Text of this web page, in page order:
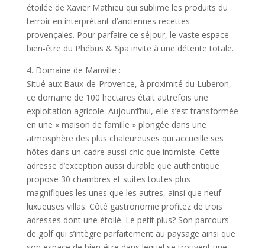
étoilée de Xavier Mathieu qui sublime les produits du
terroir en interprétant d’anciennes recettes
provençales. Pour parfaire ce séjour, le vaste espace
bien-être du Phébus & Spa invite à une détente totale.
4. Domaine de Manville :
Situé aux Baux-de-Provence, à proximité du Luberon,
ce domaine de 100 hectares était autrefois une
exploitation agricole. Aujourd’hui, elle s’est transformée
en une « maison de famille » plongée dans une
atmosphère des plus chaleureuses qui accueille ses
hôtes dans un cadre aussi chic que intimiste. Cette
adresse d’exception aussi durable que authentique
propose 30 chambres et suites toutes plus
magnifiques les unes que les autres, ainsi que neuf
luxueuses villas. Côté gastronomie profitez de trois
adresses dont une étoilé. Le petit plus? Son parcours
de golf qui s’intègre parfaitement au paysage ainsi que